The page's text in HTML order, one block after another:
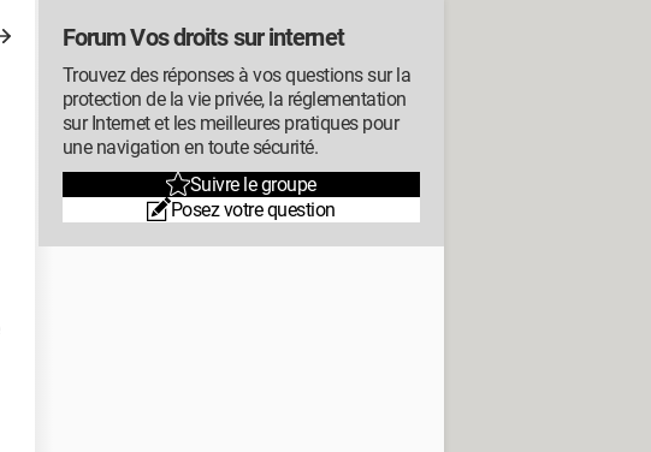
Forum Vos droits sur internet
Trouvez des réponses à vos questions sur la
protection de la vie privée, la réglementation
sur Internet et les meilleures pratiques pour
une navigation en toute sécurité.
Suivre le groupe
Posez votre question